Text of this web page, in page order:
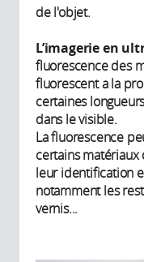
de l'objet.
L’imagerie en
fluorescence des
fluorescent a la
certaines
dans le visible.
La fluorescence
certains
leur identification
notamment les
vernis...